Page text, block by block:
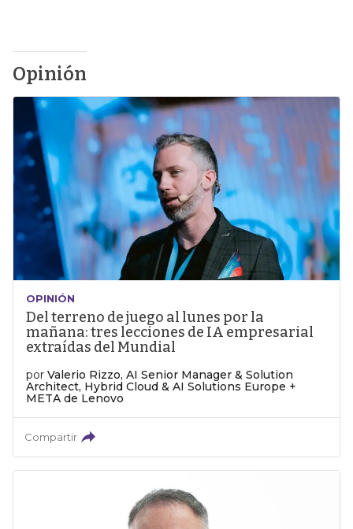
Opinión
OPINIÓN
Del terreno de juego al lunes por la
mañana: tres lecciones de IA empresarial
extraídas del Mundial
por Valerio Rizzo, AI Senior Manager & Solution
Architect, Hybrid Cloud & AI Solutions Europe +
META de Lenovo
Compartir